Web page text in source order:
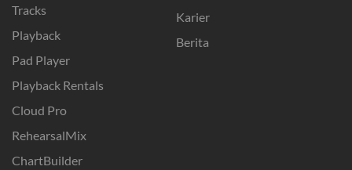
Tracks
Playback
Pad Player
Playback Rentals
Cloud Pro
RehearsalMix
ChartBuilder
Karier
Berita